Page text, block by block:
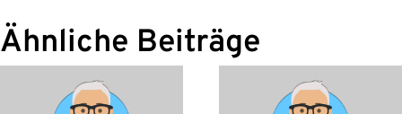
Ähnliche Beiträge